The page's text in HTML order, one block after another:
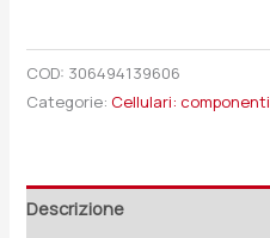
COD: 306494139606
Categorie: Cellulari: componenti
Descrizione